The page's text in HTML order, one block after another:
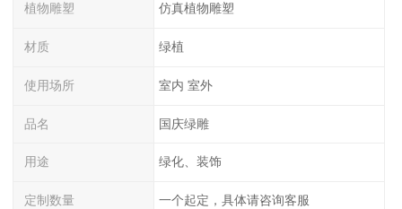
植物雕塑 仿真植物雕塑
材质 绿植
使用场所 室内 室外
品名 国庆绿雕
用途 绿化、装饰
定制数量 一个起定，具体请咨询客服